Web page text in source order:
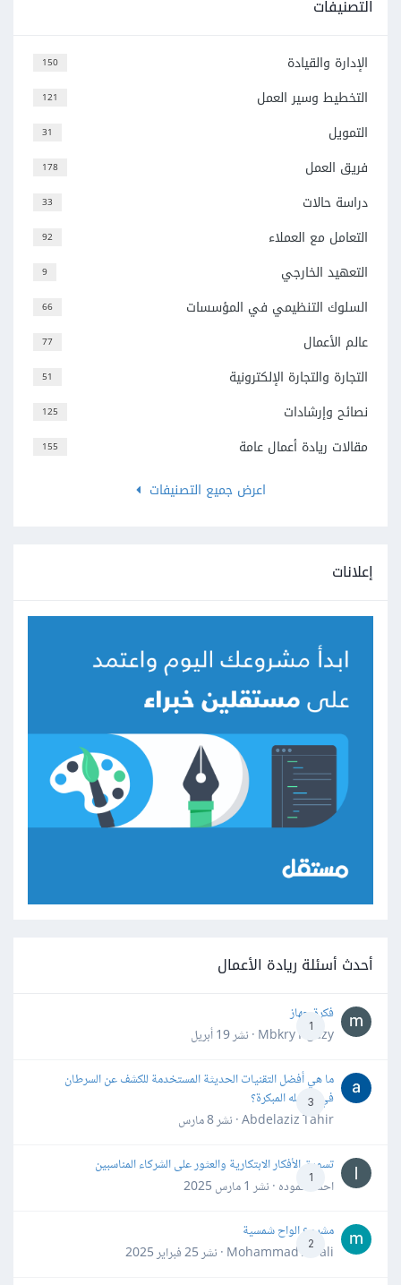
التصنيفات
150 الإدارة والقيادة
121 التخطيط وسير العمل
31 التمويل
178 فريق العمل
33 دراسة حالات
92 التعامل مع العملاء
9 التعهيد الخارجي
66 السلوك التنظيمي في المؤسسات
77 عالم الأعمال
51 التجارة والتجارة الإلكترونية
125 نصائح وإرشادات
155
مقالات ريادة أعمال عامة
اعرض جميع التصنيفات
إعلانات
أحدث أسئلة ريادة الأعمال
1
فكرة جهاز
Mbkry Hgazy · نشر
19 أبريل
3
ما هي أفضل التقنيات الحديثة المستخدمة للكشف عن السرطان
في مراحله المبكرة؟
Abdelaziz Tahir · نشر
8 مارس
1
تسويق الأفكار الابتكارية والعثور على الشركاء المناسبين
احمد حموده · نشر 1 مارس 2025
2
مشروع الواح شمسية
Mohammad Awali · نشر
25 فبراير 2025